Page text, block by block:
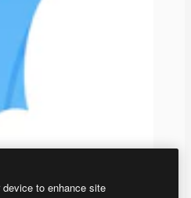
to enhance site